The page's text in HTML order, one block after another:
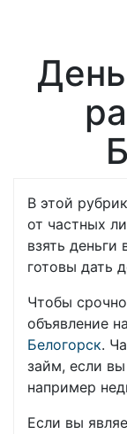
В этой
от частных
взять
готовы дать
Чтобы срочно
объявление
Белогорск.
займ, если
например
Если вы